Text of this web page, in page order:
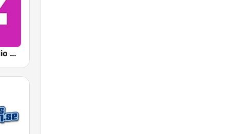
Sveriges Radio P4 Malmöhus